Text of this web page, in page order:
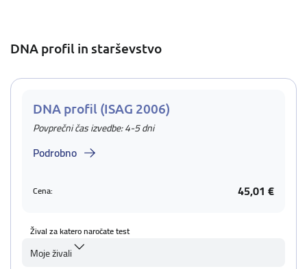
DNA profil in starševstvo
DNA profil (ISAG 2006)
Povprečni čas izvedbe: 4-5 dni
Podrobno
Cena: 45,01 €
Žival za katero naročate test
Moje živali